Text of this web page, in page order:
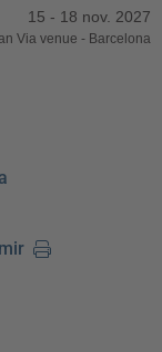
15 - 18 nov. 2027
Via venue - Barcelona